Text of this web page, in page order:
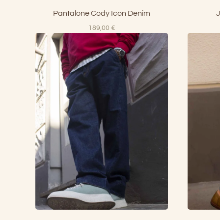
Pantalone Cody Icon Denim
189,00 €